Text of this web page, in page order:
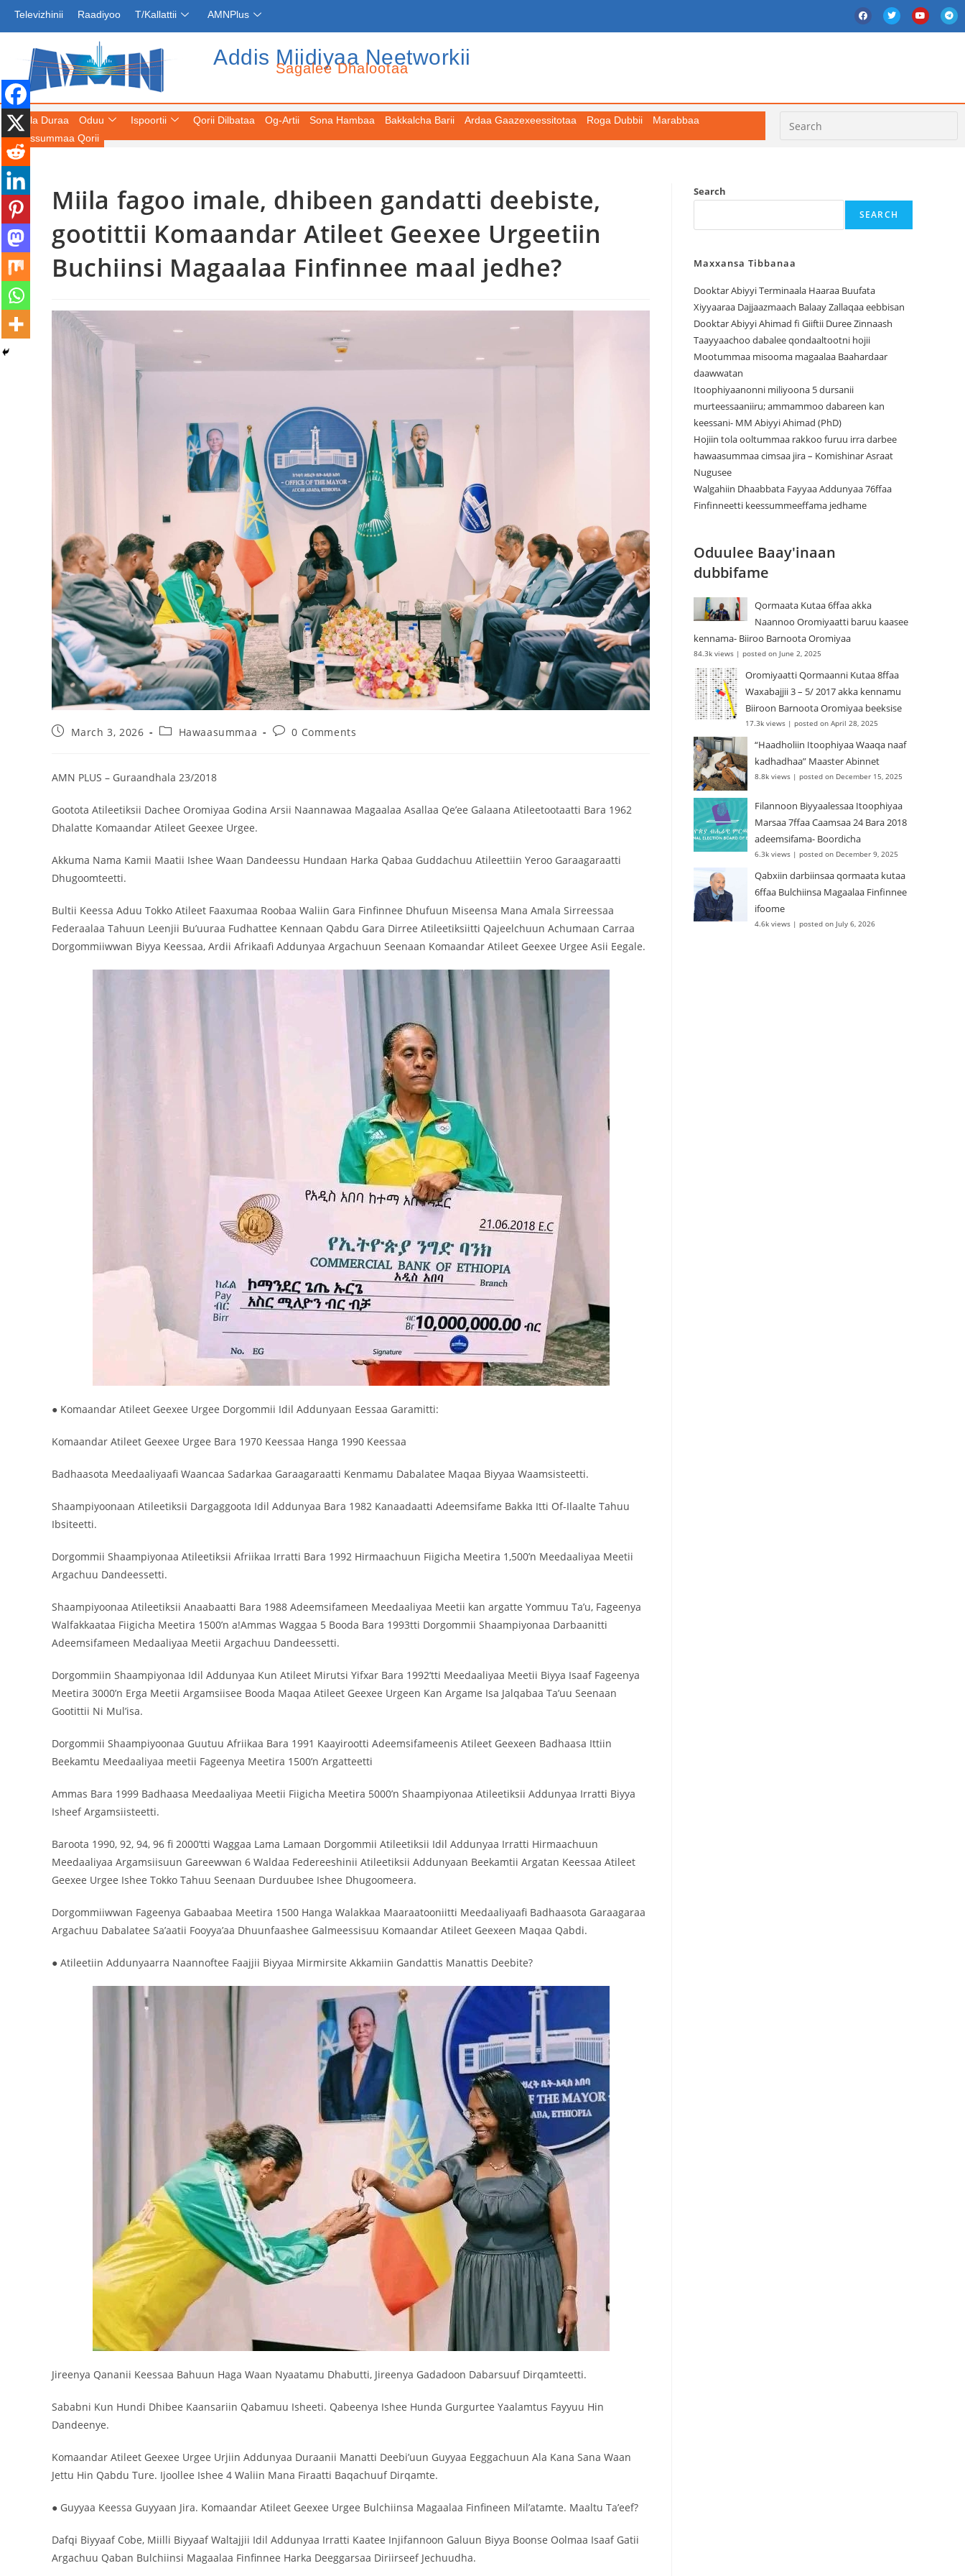
Televizhinii Raadiyoo T/Kallattii AMNPlus
Addis Miidiyaa Neetworkii
Sagalee Dhalootaa
Fuula Duraa Oduu
Dooktar Abiyyi Terminaala Haaraa
Buufata Xiyyaaraa Dajjaazmaach Balaay
Zallaqaa eebbisan
August 6, 2026
Dooktar Abiyyi Ahimad fi Giiftii Duree
August 6, 2026
Ispoortii Qorii Dilbataa Og-Artii Sona Hambaa Bakkalcha Barii Ardaa Gaazexeessitotaa Roga Dubbii
Marabbaa
Keessummaa Qorii
Miila fagoo imale, dhibeen gandatti deebiste,
gootittii Komaandar Atileet Geexee Urgeetiin
Buchiinsi Magaalaa Finfinnee maal jedhe?
March 3, 2026 Hawaasummaa 0 Comments
‎AMN PLUS – Guraandhala 23/2018
Gootota Atileetiksii Dachee Oromiyaa Godina Arsii Naannawaa Magaalaa Asallaa Qe’ee Galaana Atileetootaatti Bara 1962
Dhalatte Komaandar Atileet Geexee Urgee.
Akkuma Nama Kamii Maatii Ishee Waan Dandeessu Hundaan Harka Qabaa Guddachuu Atileettiin Yeroo Garaagaraatti
Dhugoomteetti.
Bultii Keessa Aduu Tokko Atileet Faaxumaa Roobaa Waliin Gara Finfinnee Dhufuun Miseensa Mana Amala Sirreessaa
Federaalaa Tahuun Leenjii Bu’uuraa Fudhattee Kennaan Qabdu Gara Dirree Atileetiksiitti Qajeelchuun Achumaan Carraa
Dorgommiiwwan Biyya Keessaa, Ardii Afrikaafi Addunyaa Argachuun Seenaan Komaandar Atileet Geexee Urgee Asii Eegale.
● Komaandar Atileet Geexee Urgee Dorgommii Idil Addunyaan Eessaa Garamitti:
Komaandar Atileet Geexee Urgee Bara 1970 Keessaa Hanga 1990 Keessaa
Badhaasota Meedaaliyaafi Waancaa Sadarkaa Garaagaraatti Kenmamu Dabalatee Maqaa Biyyaa Waamsisteetti.
Shaampiyoonaan Atileetiksii Dargaggoota Idil Addunyaa Bara 1982 Kanaadaatti Adeemsifame Bakka Itti Of-Ilaalte Tahuu
Ibsiteetti.
‎Dorgommii Shaampiyonaa Atileetiksii Afriikaa Irratti Bara 1992 Hirmaachuun Fiigicha Meetira 1,500’n Meedaaliyaa Meetii
Argachuu Dandeessetti.
‎Shaampiyoonaa Atileetiksii Anaabaatti Bara 1988 Adeemsifameen Meedaaliyaa Meetii kan argatte Yommuu Ta’u, Fageenya
Walfakkaataa Fiigicha Meetira 1500’n a!Ammas Waggaa 5 Booda Bara 1993tti Dorgommii Shaampiyonaa Darbaanitti
Adeemsifameen Medaaliyaa Meetii Argachuu Dandeessetti.
‎Dorgommiin Shaampiyonaa Idil Addunyaa Kun Atileet Mirutsi Yifxar Bara 1992’tti Meedaaliyaa Meetii Biyya Isaaf Fageenya
Meetira 3000’n Erga Meetii Argamsiisee Booda Maqaa Atileet Geexee Urgeen Kan Argame Isa Jalqabaa Ta’uu Seenaan
Gootittii Ni Mul’isa.
‎Dorgommii Shaampiyoonaa Guutuu Afriikaa Bara 1991 Kaayirootti Adeemsifameenis Atileet Geexeen Badhaasa Ittiin
Beekamtu Meedaaliyaa meetii Fageenya Meetira 1500’n Argatteetti
Ammas ‎Bara 1999 Badhaasa Meedaaliyaa Meetii Fiigicha Meetira 5000’n Shaampiyonaa Atileetiksii Addunyaa Irratti Biyya
Isheef Argamsiisteetti.
‎Baroota 1990, 92, 94, 96 fi 2000’tti Waggaa Lama Lamaan Dorgommii Atileetiksii Idil Addunyaa Irratti Hirmaachuun
Meedaaliyaa Argamsiisuun Gareewwan 6 Waldaa Federeeshinii Atileetiksii Addunyaan Beekamtii Argatan Keessaa Atileet
Geexee Urgee Ishee Tokko Tahuu Seenaan Durduubee Ishee Dhugoomeera.
‎Dorgommiiwwan Fageenya Gabaabaa Meetira 1500 Hanga Walakkaa Maaraatooniitti Meedaaliyaafi Badhaasota Garaagaraa
Argachuu Dabalatee Sa’aatii Fooyya’aa Dhuunfaashee Galmeessisuu Komaandar Atileet Geexeen Maqaa Qabdi.
● Atileetiin Addunyaarra Naannoftee Faajjii Biyyaa Mirmirsite Akkamiin Gandattis Manattis Deebite?
Jireenya Qananii Keessaa Bahuun Haga Waan Nyaatamu Dhabutti, Jireenya Gadadoon Dabarsuuf Dirqamteetti.
Sababni Kun Hundi Dhibee Kaansariin Qabamuu Isheeti. Qabeenya Ishee Hunda Gurgurtee Yaalamtus Fayyuu Hin
Dandeenye.
‎Komaandar Atileet Geexee Urgee Urjiin Addunyaa Duraanii Manatti Deebi’uun Guyyaa Eeggachuun Ala Kana Sana Waan
Jettu Hin Qabdu Ture. Ijoollee Ishee 4 Waliin Mana Firaatti Baqachuuf Dirqamte.
● Guyyaa Keessa Guyyaan Jira. Komaandar Atileet Geexee Urgee Bulchiinsa Magaalaa Finfineen Mil’atamte. Maaltu Ta’eef?
‌‎Dafqi Biyyaaf Cobe, Miilli Biyyaaf Waltajjii Idil Addunyaa Irratti Kaatee Injifannoon Galuun Biyya Boonse Oolmaa Isaaf Gatii
Argachuu Qaban Bulchiinsi Magaalaa Finfinnee Harka Deeggarsaa Diriirseef Jechuudha.
Search
SEARCH
Maxxansa Tibbanaa
Dooktar Abiyyi Terminaala Haaraa Buufata
Xiyyaaraa Dajjaazmaach Balaay Zallaqaa eebbisan
Dooktar Abiyyi Ahimad fi Giiftii Duree Zinnaash
Taayyaachoo dabalee qondaaltootni hojii
Mootummaa misooma magaalaa Baahardaar
daawwatan
Itoophiyaanonni miliyoona 5 dursanii
murteessaaniiru; ammammoo dabareen kan
keessani- MM Abiyyi Ahimad (PhD)
Hojiin tola ooltummaa rakkoo furuu irra darbee
hawaasummaa cimsaa jira – Komishinar Asraat
Nugusee
Walgahiin Dhaabbata Fayyaa Addunyaa 76ffaa
Finfinneetti keessummeeffama jedhame
Oduulee Baay'inaan
dubbifame
Qormaata Kutaa 6ffaa akka
Naannoo Oromiyaatti baruu kaasee
kennama- Biiroo Barnoota Oromiyaa
84.3k views | posted on June 2, 2025
Oromiyaatti Qormaanni Kutaa 8ffaa
Waxabajjii 3 – 5/ 2017 akka kennamu
Biiroon Barnoota Oromiyaa beeksise
17.3k views | posted on April 28, 2025
“Haadholiin Itoophiyaa Waaqa naaf
kadhadhaa” Maaster Abinnet
8.8k views | posted on December 15, 2025
Filannoon Biyyaalessaa Itoophiyaa
Marsaa 7ffaa Caamsaa 24 Bara 2018
adeemsifama- Boordicha
6.3k views | posted on December 9, 2025
Qabxiin darbiinsaa qormaata kutaa
6ffaa Bulchiinsa Magaalaa Finfinnee
ifoome
4.6k views | posted on July 6, 2026